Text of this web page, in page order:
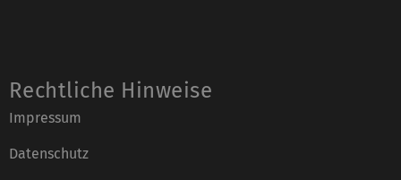
Rechtliche Hinweise
Impressum
Datenschutz